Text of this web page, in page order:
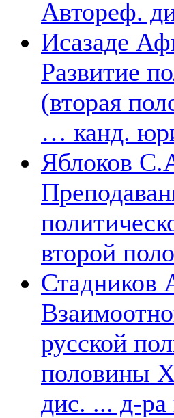
Автореф.
Исазаде
Развитие
(вторая
… канд.
Яблоков
второй
Стадников
русской
половины
дис. ... д-